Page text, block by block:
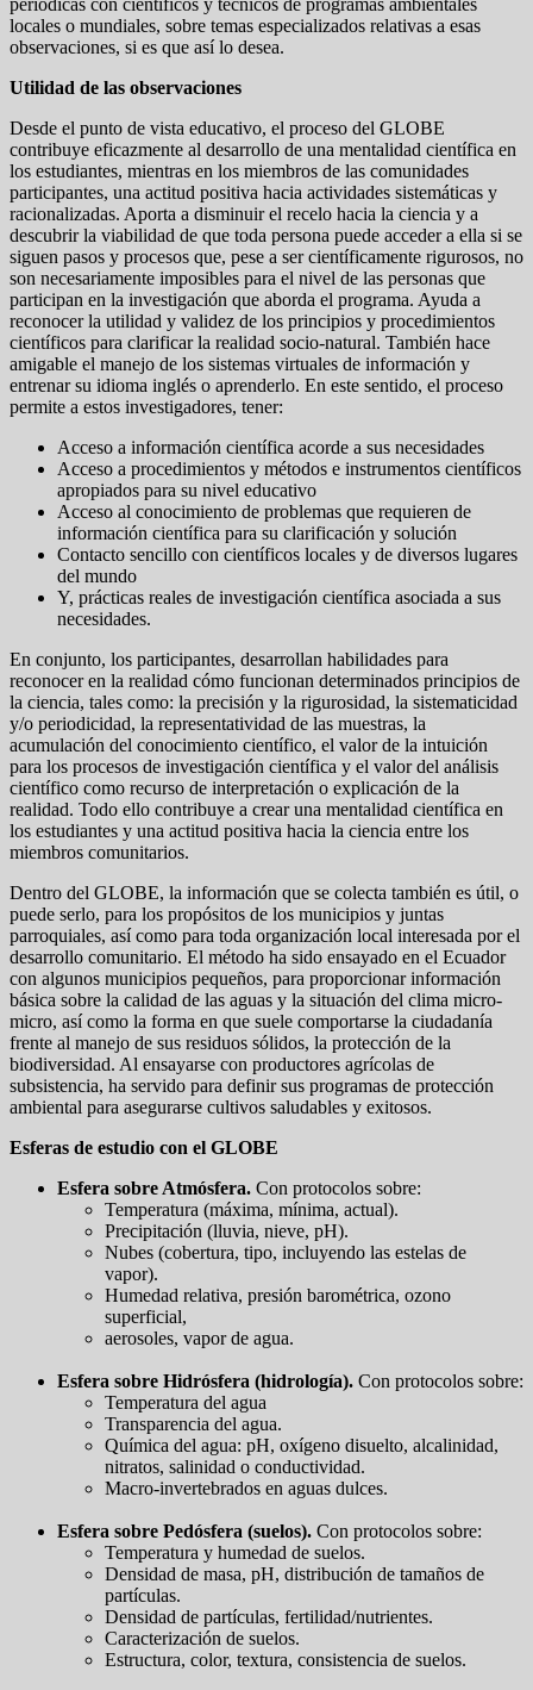
locales o mundiales, sobre temas especializados relativas a esas
observaciones, si es que así lo desea.
Utilidad de las observaciones
Desde el punto de vista educativo, el proceso del GLOBE
contribuye eficazmente al desarrollo de una mentalidad científica en
los estudiantes, mientras en los miembros de las comunidades
participantes, una actitud positiva hacia actividades sistemáticas y
racionalizadas. Aporta a disminuir el recelo hacia la ciencia y a
descubrir la viabilidad de que toda persona puede acceder a ella si se
siguen pasos y procesos que, pese a ser científicamente rigurosos, no
son necesariamente imposibles para el nivel de las personas que
participan en la investigación que aborda el programa. Ayuda a
reconocer la utilidad y validez de los principios y procedimientos
científicos para clarificar la realidad socio-natural. También hace
amigable el manejo de los sistemas virtuales de información y
entrenar su idioma inglés o aprenderlo. En este sentido, el proceso
permite a estos investigadores, tener:
Acceso a información científica acorde a sus necesidades
Acceso a procedimientos y métodos e instrumentos científicos
apropiados para su nivel educativo
Acceso al conocimiento de problemas que requieren de
información científica para su clarificación y solución
Contacto sencillo con científicos locales y de diversos lugares
del mundo
Y, prácticas reales de investigación científica asociada a sus
necesidades.
En conjunto, los participantes, desarrollan habilidades para
reconocer en la realidad cómo funcionan determinados principios de
la ciencia, tales como: la precisión y la rigurosidad, la sistematicidad
y/o periodicidad, la representatividad de las muestras, la
acumulación del conocimiento científico, el valor de la intuición
para los procesos de investigación científica y el valor del análisis
científico como recurso de interpretación o explicación de la
realidad. Todo ello contribuye a crear una mentalidad científica en
los estudiantes y una actitud positiva hacia la ciencia entre los
miembros comunitarios.
Dentro del GLOBE, la información que se colecta también es útil, o
puede serlo, para los propósitos de los municipios y juntas
parroquiales, así como para toda organización local interesada por el
desarrollo comunitario. El método ha sido ensayado en el Ecuador
con algunos municipios pequeños, para proporcionar información
básica sobre la calidad de las aguas y la situación del clima micro-
micro, así como la forma en que suele comportarse la ciudadanía
frente al manejo de sus residuos sólidos, la protección de la
biodiversidad. Al ensayarse con productores agrícolas de
subsistencia, ha servido para definir sus programas de protección
ambiental para asegurarse cultivos saludables y exitosos.
Esferas de estudio con el GLOBE
Esfera sobre Atmósfera. Con protocolos sobre:
Temperatura (máxima, mínima, actual).
Precipitación (lluvia, nieve, pH).
Nubes (cobertura, tipo, incluyendo las estelas de
vapor).
Humedad relativa, presión barométrica, ozono
superficial,
aerosoles, vapor de agua.
Esfera sobre Hidrósfera (hidrología). Con protocolos sobre:
Temperatura del agua
Transparencia del agua.
Química del agua: pH, oxígeno disuelto, alcalinidad,
nitratos, salinidad o conductividad.
Macro-invertebrados en aguas dulces.
Esfera sobre Pedósfera (suelos). Con protocolos sobre:
Temperatura y humedad de suelos.
Densidad de masa, pH, distribución de tamaños de
partículas.
Densidad de partículas, fertilidad/nutrientes.
Caracterización de suelos.
Estructura, color, textura, consistencia de suelos.